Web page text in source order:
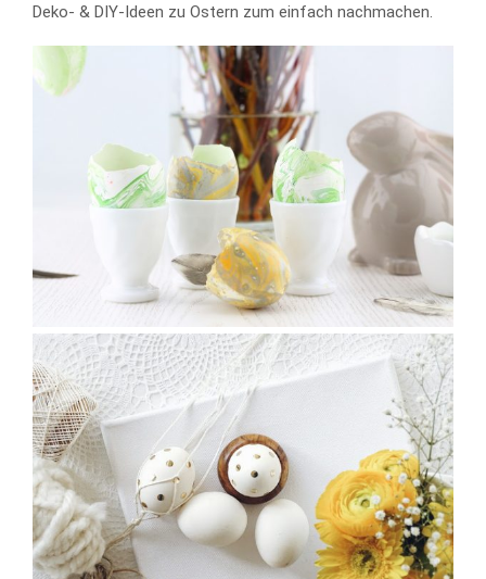
Deko- & DIY-Ideen zu Ostern zum einfach nachmachen.